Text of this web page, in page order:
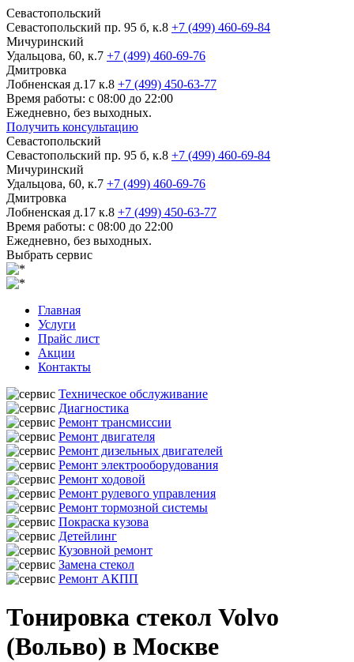
Севастопольский
Севастопольский пр. 95 б, к.8 +7 (499) 460-69-84
Мичуринский
Удальцова, 60, к.7 +7 (499) 460-69-76
Дмитровка
Лобненская д.17 к.8 +7 (499) 450-63-77
Время работы: с 08:00 до 22:00
Ежедневно, без выходных.
Получить консультацию
Севастопольский
Севастопольский пр. 95 б, к.8 +7 (499) 460-69-84
Мичуринский
Удальцова, 60, к.7 +7 (499) 460-69-76
Дмитровка
Лобненская д.17 к.8 +7 (499) 450-63-77
Время работы: с 08:00 до 22:00
Ежедневно, без выходных.
Выбрать сервис
Главная
Услуги
Прайс лист
Акции
Контакты
Техническое обслуживание
Диагностика
Ремонт трансмиссии
Ремонт двигателя
Ремонт дизельных двигателей
Ремонт электрооборудования
Ремонт ходовой
Ремонт рулевого управления
Ремонт тормозной системы
Покраска кузова
Детейлинг
Кузовной ремонт
Замена стекол
Ремонт АКПП
Тонировка стекол Volvo
(Вольво) в Москве